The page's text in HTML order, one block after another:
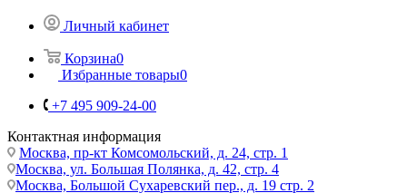
Личный кабинет
Корзина0
Избранные товары0
+7 495 909-24-00
Контактная информация
Москва, пр-кт Комсомольский, д. 24, стр. 1
Москва, ул. Большая Полянка, д. 42, стр. 4
Москва, Большой Сухаревский пер., д. 19 стр. 2